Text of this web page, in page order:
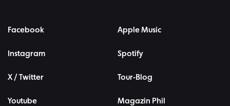
Facebook
Instagram
X / Twitter
Youtube
Apple Music
Spotify
Tour-Blog
Magazin Phil